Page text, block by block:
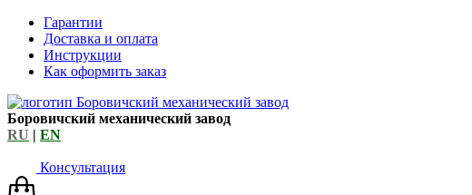
Гарантии
Доставка и оплата
Инструкции
Как оформить заказ
Боровичский механический завод
RU | EN
Консультация